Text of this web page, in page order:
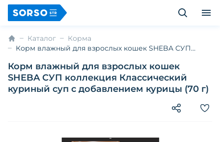
Каталог
Корма
Корм влажный для взрослых кошек SHEBA СУП
добавлением курицы (70 г)
Корм влажный для взрослых кошек
SHEBA СУП коллекция Классический
куриный суп с добавлением курицы (70 г)